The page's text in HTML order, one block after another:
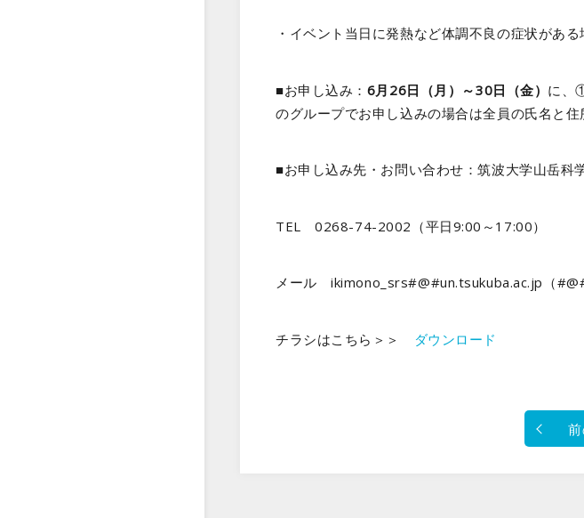
・イベント当日に発熱など体調不良の症状がある
■お申し込み： 6月26日（月）～30日（金） に、
のグループでお申し込みの場合は全員の氏名と
■お申し込み先・お問い合わせ：筑波大学山岳科
TEL 0268-74-2002（平日9:00～17:00）
メール ikimono_srs#@#un.tsukuba.ac.jp（#@#
チラシはこちら＞＞ ダウンロード